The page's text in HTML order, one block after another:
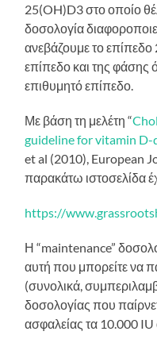
25(OH)D3 στο οποίο
δοσολογία
ανεβάζουμε το
επίπεδο και της φάσης
επιθυμητό επίπεδο.
Με βάση τη μελέτη “
guideline for vitamin
et al (2010), European
παρακάτω ιστοσελίδα
https://
Η “maintenance”
αυτή που μπορείτε να
(συνολικά,
δοσολογίας που
ασφαλείας τα 10.000 IU